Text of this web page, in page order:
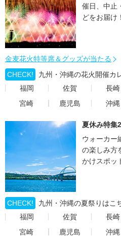
催日、中止
どをお届け！
金麦花火特等席＆グッズが当たる
CHECK!
九州・沖縄の花火開催カ
福岡
佐賀 長崎
宮崎
鹿児島 沖縄
夏休み特集
ウォーカー
の楽しみ方
かけスポッ
CHECK!
九州・沖縄の夏祭りはこ
福岡
佐賀 長崎
宮崎
鹿児島 沖縄